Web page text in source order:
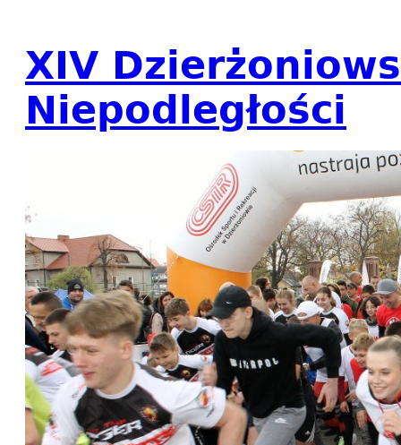
XIV
Niepodległości